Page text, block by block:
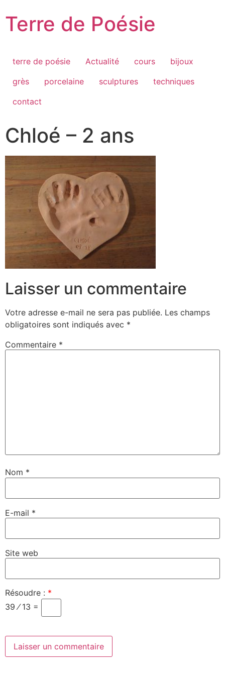
au
contenu
Terre de Poésie
terre de poésie Actualité cours
bijoux
grès
porcelaine sculptures
techniques
contact
Chloé – 2 ans
Laisser un commentaire
Votre adresse e-mail ne sera pas publiée. Les champs
obligatoires sont indiqués avec *
Commentaire *
Nom *
E-mail *
Site web
Résoudre : *
39 ⁄ 13 =